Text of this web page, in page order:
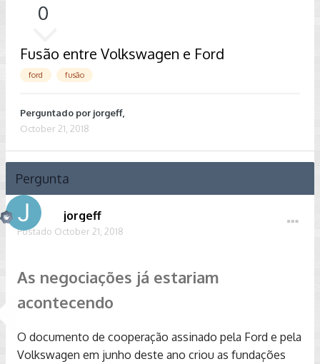
0
Fusão entre Volkswagen e Ford
ford fusão
Perguntado por jorgeff,
October 21, 2018
Pergunta
jorgeff
Postado October 21, 2018
As negociações já estariam
acontecendo
O documento de cooperação assinado pela Ford e pela
Volkswagen em junho deste ano criou as fundações